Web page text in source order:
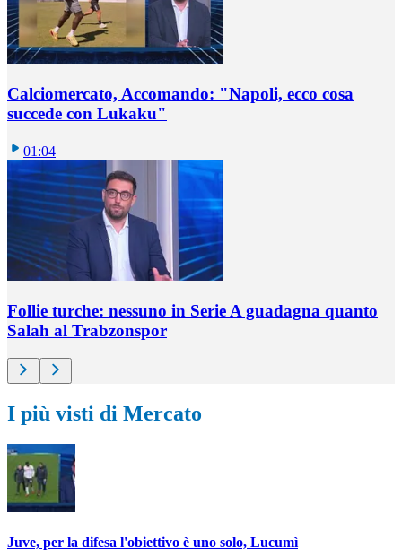
Calciomercato, Accomando: "Napoli, ecco cosa
succede con Lukaku"
01:04
Follie turche: nessuno in Serie A guadagna quanto
Salah al Trabzonspor
I più visti di Mercato
Juve, per la difesa l'obiettivo è uno solo, Lucumì